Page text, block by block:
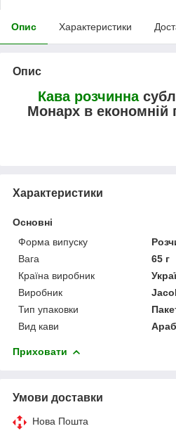
Опис Характеристики
Опис
Кава розчинна
Монарх в економній
Характеристики
Основні
Форма випуску
Вага
65 г
Країна виробник
Виробник
Тип упаковки
Вид кави
Приховати
Умови доставки
Нова Пошта